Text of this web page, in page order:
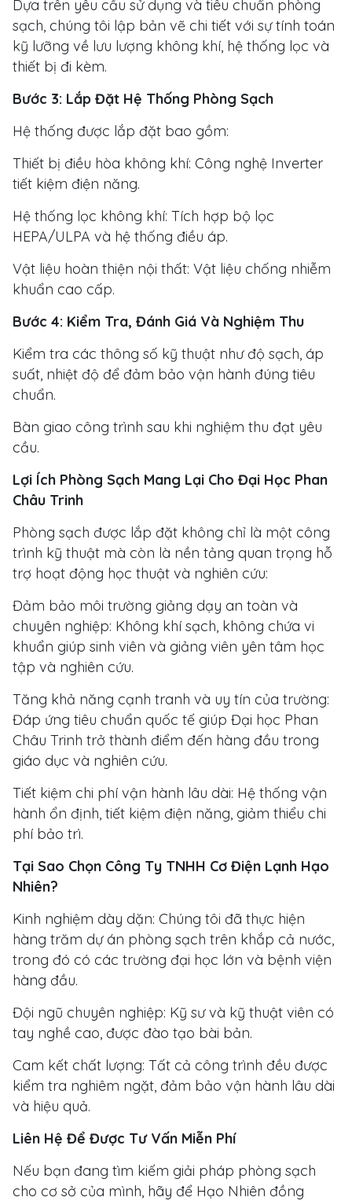
Dựa trên yêu cầu sử dụng và tiêu chuẩn phòng
sạch, chúng tôi lập bản vẽ chi tiết với sự tính toán
kỹ lưỡng về lưu lượng không khí, hệ thống lọc và
thiết bị đi kèm.
Bước 3: Lắp Đặt Hệ Thống Phòng Sạch
Hệ thống được lắp đặt bao gồm:
Thiết bị điều hòa không khí: Công nghệ Inverter
tiết kiệm điện năng.
Hệ thống lọc không khí: Tích hợp bộ lọc
HEPA/ULPA và hệ thống điều áp.
Vật liệu hoàn thiện nội thất: Vật liệu chống nhiễm
khuẩn cao cấp.
Bước 4: Kiểm Tra, Đánh Giá Và Nghiệm Thu
Kiểm tra các thông số kỹ thuật như độ sạch, áp
suất, nhiệt độ để đảm bảo vận hành đúng tiêu
chuẩn.
Bàn giao công trình sau khi nghiệm thu đạt yêu
cầu.
Lợi Ích Phòng Sạch Mang Lại Cho Đại Học Phan
Châu Trinh
Phòng sạch được lắp đặt không chỉ là một công
trình kỹ thuật mà còn là nền tảng quan trọng hỗ
trợ hoạt động học thuật và nghiên cứu:
Đảm bảo môi trường giảng dạy an toàn và
chuyên nghiệp: Không khí sạch, không chứa vi
khuẩn giúp sinh viên và giảng viên yên tâm học
tập và nghiên cứu.
Tăng khả năng cạnh tranh và uy tín của trường:
Đáp ứng tiêu chuẩn quốc tế giúp Đại học Phan
Châu Trinh trở thành điểm đến hàng đầu trong
giáo dục và nghiên cứu.
Tiết kiệm chi phí vận hành lâu dài: Hệ thống vận
hành ổn định, tiết kiệm điện năng, giảm thiểu chi
phí bảo trì.
Tại Sao Chọn Công Ty TNHH Cơ Điện Lạnh Hạo
Nhiên?
Kinh nghiệm dày dặn: Chúng tôi đã thực hiện
hàng trăm dự án phòng sạch trên khắp cả nước,
trong đó có các trường đại học lớn và bệnh viện
hàng đầu.
Đội ngũ chuyên nghiệp: Kỹ sư và kỹ thuật viên có
tay nghề cao, được đào tạo bài bản.
Cam kết chất lượng: Tất cả công trình đều được
kiểm tra nghiêm ngặt, đảm bảo vận hành lâu dài
và hiệu quả.
Liên Hệ Để Được Tư Vấn Miễn Phí
Nếu bạn đang tìm kiếm giải pháp phòng sạch
cho cơ sở của mình, hãy để Hạo Nhiên đồng